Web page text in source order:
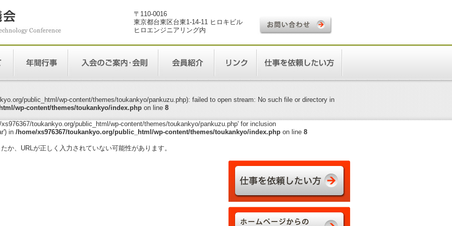
〒110-0016
東京都台東区台東1-14-11 ヒロキビル
ヒロエンジニアリング内
public_html/wp-content/themes/toukankyo/pankuzu.php): failed to open stream: No such file or directory in
wp-content/themes/toukankyo/index.phpon line8
toukankyo.org/public_html/wp-content/themes/toukankyo/pankuzu.php' for inclusion
in /home/xs976367/toukankyo.org/public_html/wp-content/themes/toukankyo/index.phpon line 8
か、URLが正しく入力されていない可能性があります。